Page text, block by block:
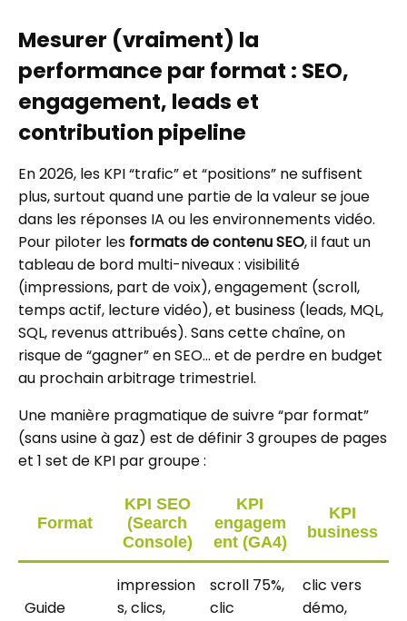
Mesurer (vraiment) la
performance par format : SEO,
engagement, leads et
contribution pipeline
En 2026, les KPI “trafic” et “positions” ne suffisent
plus, surtout quand une partie de la valeur se joue
dans les réponses IA ou les environnements vidéo.
Pour piloter les formats de contenu SEO, il faut un
tableau de bord multi-niveaux : visibilité
(impressions, part de voix), engagement (scroll,
temps actif, lecture vidéo), et business (leads, MQL,
SQL, revenus attribués). Sans cette chaîne, on
risque de “gagner” en SEO… et de perdre en budget
au prochain arbitrage trimestriel.
Une manière pragmatique de suivre “par format”
(sans usine à gaz) est de définir 3 groupes de pages
et 1 set de KPI par groupe :
Format
KPI SEO
(Search
Console)
KPI
engagem
ent (GA4)
KPI
business
Guide
impression
s, clics,
scroll 75%,
clic
clic vers
démo,